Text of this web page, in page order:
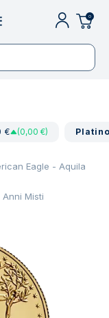
0
€ (0,00 €)
Eagle - Aquila
Misti